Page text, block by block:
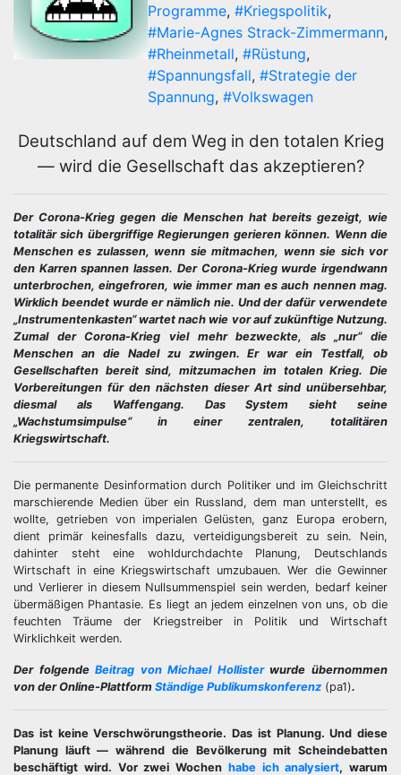
Programme, #Kriegspolitik,
#Marie-Agnes Strack-Zimmermann,
#Rheinmetall, #Rüstung,
#Spannungsfall, #Strategie der
Spannung, #Volkswagen
Deutschland auf dem Weg in den totalen Krieg
— wird die Gesellschaft das akzeptieren?
Der Corona-Krieg gegen die Menschen hat bereits gezeigt, wie
totalitär sich übergriffige Regierungen gerieren können. Wenn die
Menschen es zulassen, wenn sie mitmachen, wenn sie sich vor
den Karren spannen lassen. Der Corona-Krieg wurde irgendwann
unterbrochen, eingefroren, wie immer man es auch nennen mag.
Wirklich beendet wurde er nämlich nie. Und der dafür verwendete
„Instrumentenkasten“ wartet nach wie vor auf zukünftige Nutzung.
Zumal der Corona-Krieg viel mehr bezweckte, als „nur“ die
Menschen an die Nadel zu zwingen. Er war ein Testfall, ob
Gesellschaften bereit sind, mitzumachen im totalen Krieg. Die
Vorbereitungen für den nächsten dieser Art sind unübersehbar,
diesmal als Waffengang. Das System sieht seine
„Wachstumsimpulse“ in einer zentralen, totalitären
Kriegswirtschaft.
Die permanente Desinformation durch Politiker und im Gleichschritt
marschierende Medien über ein Russland, dem man unterstellt, es
wollte, getrieben von imperialen Gelüsten, ganz Europa erobern,
dient primär keinesfalls dazu, verteidigungsbereit zu sein. Nein,
dahinter steht eine wohldurchdachte Planung, Deutschlands
Wirtschaft in eine Kriegswirtschaft umzubauen. Wer die Gewinner
und Verlierer in diesem Nullsummenspiel sein werden, bedarf keiner
übermäßigen Phantasie. Es liegt an jedem einzelnen von uns, ob die
feuchten Träume der Kriegstreiber in Politik und Wirtschaft
Wirklichkeit werden.
Der folgendeBeitrag von Michael Hollisterwurde übernommen
von der Online-Plattform Ständige Publikumskonferenz (pa1).
Das ist keine Verschwörungstheorie. Das ist Planung. Und diese
Planung läuft — während die Bevölkerung mit Scheindebatten
beschäftigt wird. Vor zwei Wochen habe ich analysiert, warum